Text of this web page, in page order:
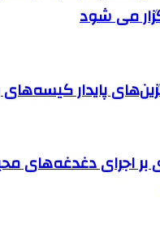
می شود
پایدار
بر اجرای دغدغه‌های